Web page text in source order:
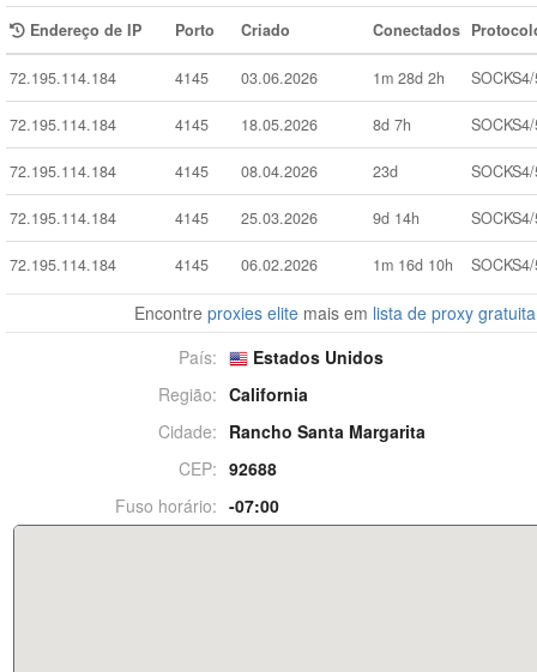
Endereço de IP Porto Criado Conectados
72.195.114.184 4145 03.06.2026 1m 28d 2h
72.195.114.184 4145 18.05.2026 8d 7h
72.195.114.184 4145 08.04.2026 23d
72.195.114.184 4145 25.03.2026 9d 14h
72.195.114.184 4145 06.02.2026 1m 16d 10h
Encontreproxies elite mais em lista de proxy gratuita
País:
Estados Unidos
Região: California
Cidade: Rancho Santa Margarita
CEP: 92688
Fuso horário: -07:00